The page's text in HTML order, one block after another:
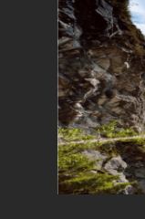
台
灣
專
業
溯
溪-
溯
溪-
攀